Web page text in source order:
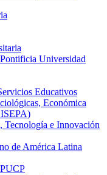
Universidad
Educativos
Económica
Tecnología e Innovación
de América Latina